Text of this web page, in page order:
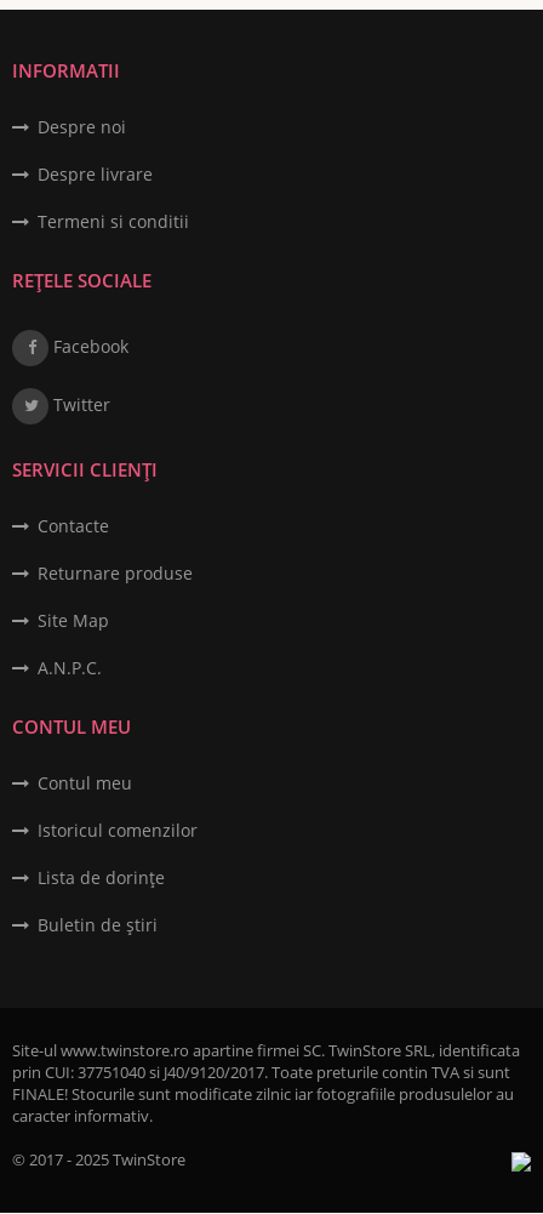
INFORMATII
Despre noi
Despre livrare
Termeni si conditii
REȚELE SOCIALE
Facebook
Twitter
SERVICII CLIENȚI
Contacte
Returnare produse
Site Map
A.N.P.C.
CONTUL MEU
Contul meu
Istoricul comenzilor
Lista de dorințe
Buletin de știri
Site-ul www.twinstore.ro apartine firmei SC. TwinStore SRL, identificata
prin CUI: 37751040 si J40/9120/2017. Toate preturile contin TVA si sunt
FINALE! Stocurile sunt modificate zilnic iar fotografiile produsulelor au
caracter informativ.
© 2017 - 2025 TwinStore